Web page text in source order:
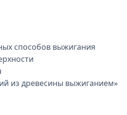
способов выжигания
из древесины выжиганием»